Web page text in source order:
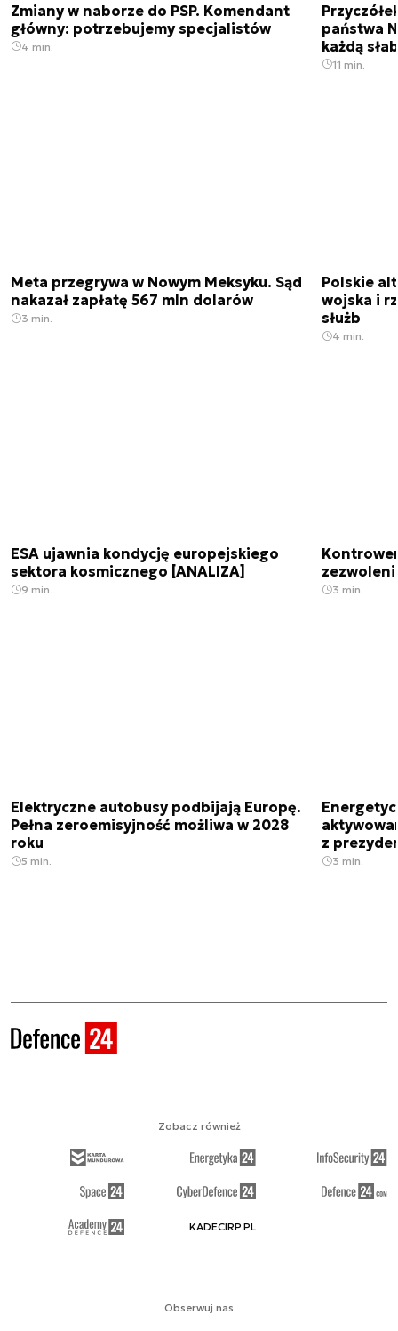
Zmiany w naborze do PSP. Komendant
główny: potrzebujemy specjalistów
4 min.
państwa
każdą
11 min.
Meta przegrywa w Nowym Meksyku. Sąd
nakazał zapłatę 567 mln dolarów
3 min.
Polskie
wojska i
służb
4 min.
ESA ujawnia kondycję europejskiego
sektora kosmicznego [ANALIZA]
9 min. 3 min.
Elektryczne autobusy podbijają Europę.
Pełna zeroemisyjność możliwa w 2028
roku
5 min.
z
3 min.
Obserwuj nas
Zobacz również
KADECIRP.PL